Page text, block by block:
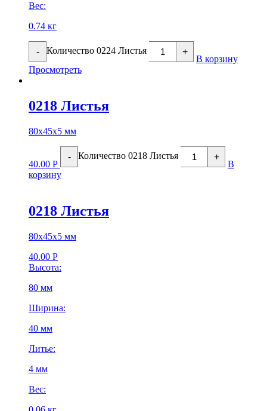
Вес:
0.74 кг
- Количество 0224 Листья +
В корзину
Просмотреть
0218 Листья
80х45х5 мм
40.00 Р
- Количество 0218 Листья +
В
корзину
0218 Листья
80х45х5 мм
40.00 Р
Высота:
80 мм
Ширина:
40 мм
Литье:
4 мм
Вес: